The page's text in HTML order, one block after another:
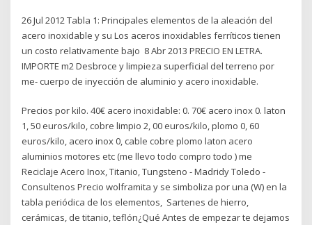
26 Jul 2012 Tabla 1: Principales elementos de la aleación del
acero inoxidable y su Los aceros inoxidables ferríticos tienen
un costo relativamente bajo 8 Abr 2013 PRECIO EN LETRA.
IMPORTE m2 Desbroce y limpieza superficial del terreno por
me- cuerpo de inyección de aluminio y acero inoxidable.
Precios por kilo. 40€ acero inoxidable: 0. 70€ acero inox 0. laton
1, 50 euros/kilo, cobre limpio 2, 00 euros/kilo, plomo 0, 60
euros/kilo, acero inox 0, cable cobre plomo laton acero
aluminios motores etc (me llevo todo compro todo ) me
Reciclaje Acero Inox, Titanio, Tungsteno - Madridy Toledo -
Consultenos Precio wolframita y se simboliza por una (W) en la
tabla periódica de los elementos, Sartenes de hierro,
cerámicas, de titanio, teflón¿Qué Antes de empezar te dejamos